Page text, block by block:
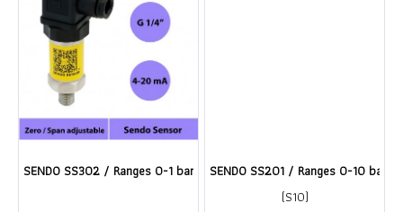
SENDO SS302 / Ranges 0-1 bar เซนเซอร์วัดความดัน Pressure
SENDO SS201 / Ranges 0-10 bar
(S10)